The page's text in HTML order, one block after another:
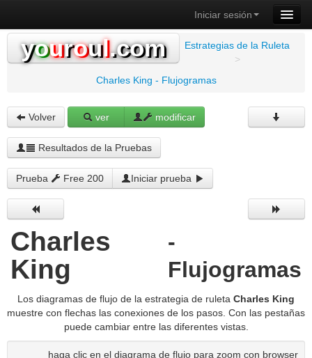
Iniciar sesión
youroul.com
Estrategias de la Ruleta
>
Charles King - Flujogramas
Volver ver modificar
Resultados de la Pruebas
Prueba Free 200 Iniciar prueba
Charles
King
-
Flujogramas
Los diagramas de flujo de la estrategia de ruleta Charles King
muestre con flechas las conexiones de los pasos. Con las pestañas
puede cambiar entre las diferentes vistas.
haga clic en el diagrama de flujo para zoom con browser